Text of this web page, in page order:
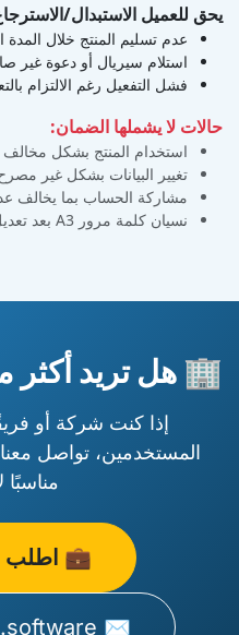
يحق للعميل الاستبدال/
عدم تسليم المنتج خلال المدة
استلام سيريال أو دعوة غير
فشل التفعيل رغم الالتزام
حالات لا يشملها الضمان:
استخدام المنتج بشكل مخالف
تغيير البيانات بشكل غير
مشاركة الحساب بما يخالف
نسيان كلمة مرور A3 بعد تعديل البيانات
🏢 هل تريد أكثر من 10
إذا كنت شركة أو
المستخدمين، تواصل
مناسبًا
💼
✉️ help@syriana.software